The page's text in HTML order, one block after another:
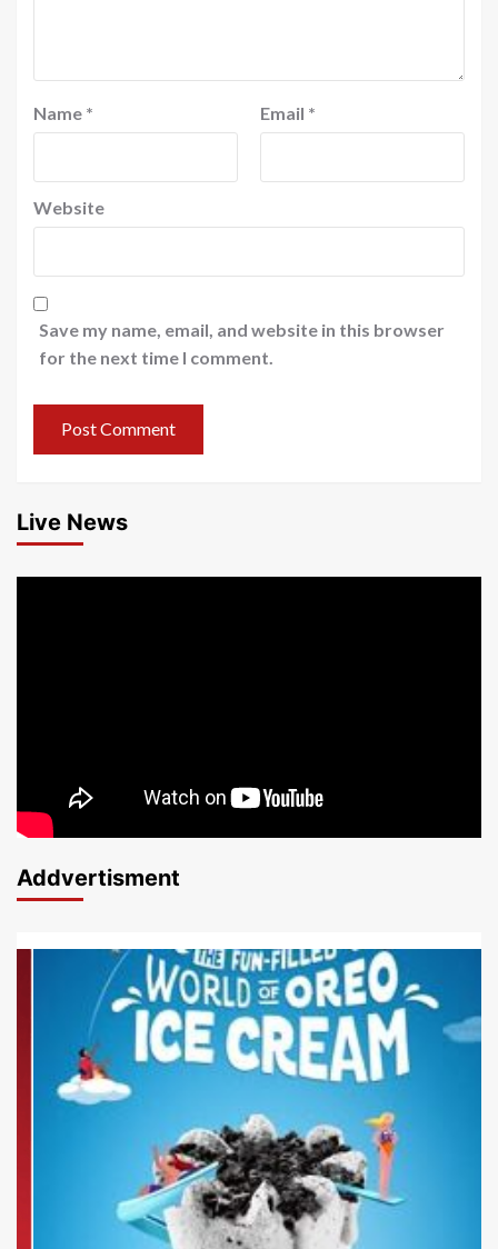
Name * Email *
Website
Save my name, email, and website in this browser
for the next time I comment.
Live News
Addvertisment